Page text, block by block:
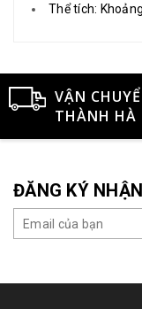
Thể tích:
VẬN
THÀNH HÀ
ĐĂNG KÝ